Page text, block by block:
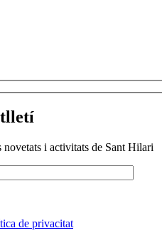
i activitats de Sant Hilari
de privacitat